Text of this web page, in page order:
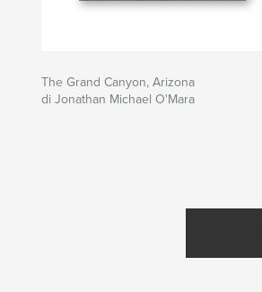
The Grand Canyon, Arizona
di Jonathan Michael O'Mara